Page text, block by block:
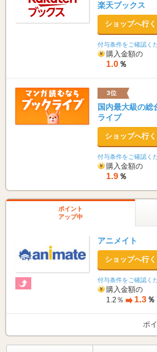
楽天ブックス
ショップへ行く
付与条件をご確認く
購入金額の
1.0 ％
3位
国内最大級の
ライブ
ショップへ行く
付与条件をご確認く
購入金額の
1.9 ％
ポイント
アップ中
アニメイト
ショップへ行く
付与条件をご確認く
購入金額の
1.2％
1.3 ％
ポ